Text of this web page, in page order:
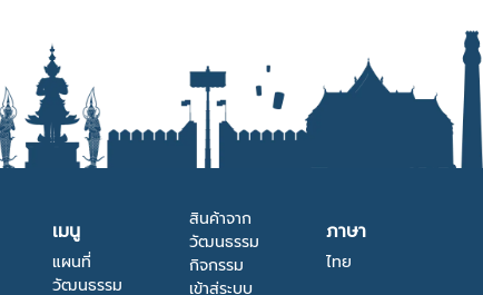
เมนู
แผนที่
วัฒนธรรม
สินค้าจาก
วัฒนธรรม
กิจกรรม
เข้าสู่ระบบ
ภาษา
ไทย